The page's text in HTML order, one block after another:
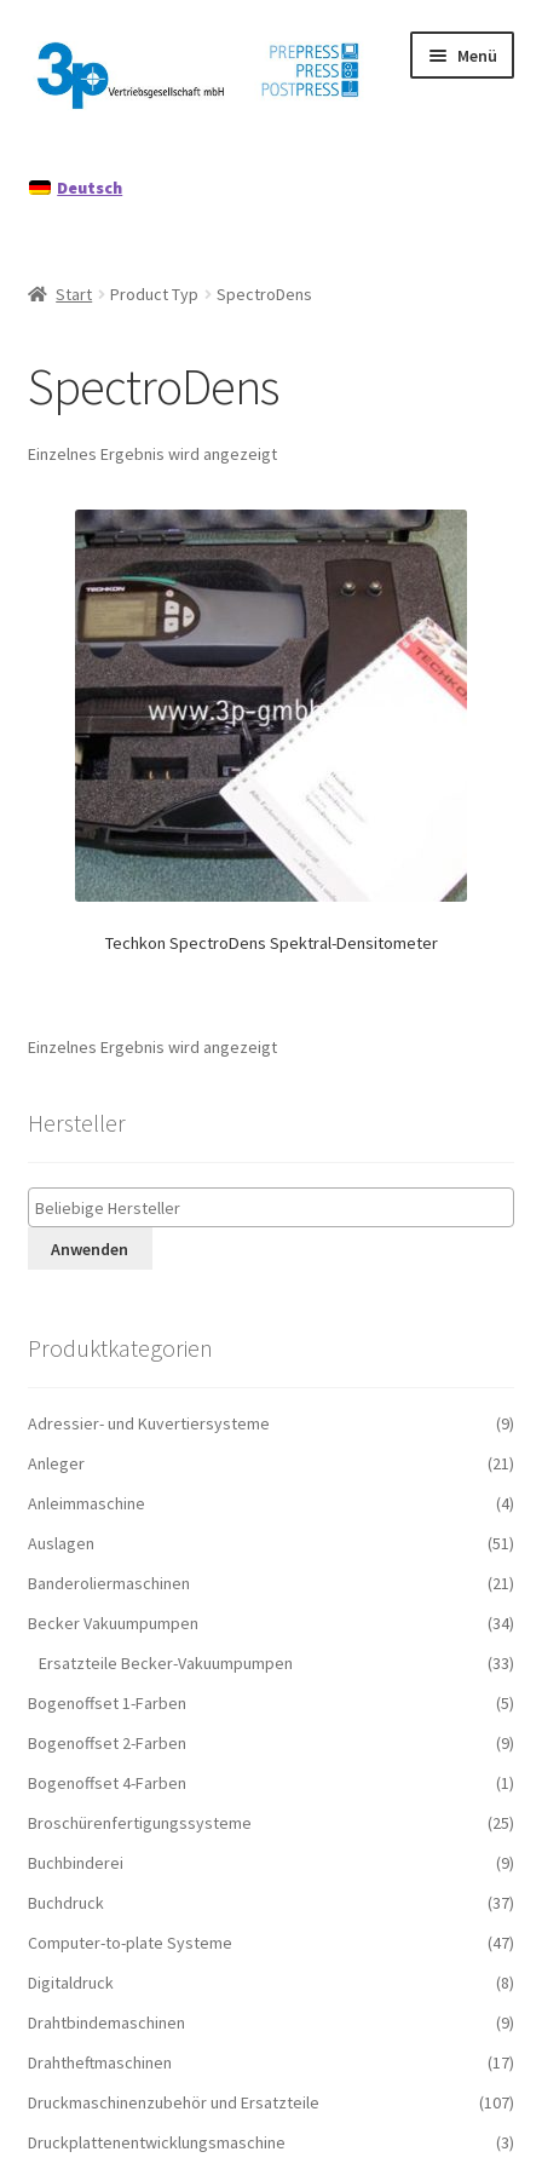
Zur
Navigation
springen
Zum
Inhalt
springen
Menü
Datenschutz
Mein Konto
Deutsch
Start Product Typ SpectroDens
SpectroDens
Einzelnes Ergebnis wird angezeigt
Techkon SpectroDens Spektral-Densitometer
Einzelnes Ergebnis wird angezeigt
Hersteller
Anwenden
Produktkategorien
Adressier- und Kuvertiersysteme
(9)
Anleger
(21)
Anleimmaschine
(4)
Auslagen
(51)
Banderoliermaschinen
(21)
Becker Vakuumpumpen
(34)
Ersatzteile Becker-Vakuumpumpen
(33)
Bogenoffset 1-Farben
(5)
Bogenoffset 2-Farben
(9)
Bogenoffset 4-Farben
(1)
Broschürenfertigungssysteme
(25)
Buchbinderei
(9)
Buchdruck
(37)
Computer-to-plate Systeme
(47)
Digitaldruck
(8)
Drahtbindemaschinen
(9)
Drahtheftmaschinen
(17)
Druckmaschinenzubehör und Ersatzteile
(107)
Druckplattenentwicklungsmaschine
(3)